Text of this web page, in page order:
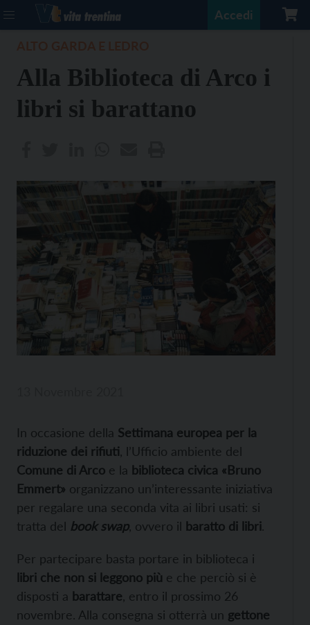
Accedi
Alla Biblioteca di Arco i
libri si barattano
In occasione della Settimana europea per la
riduzione dei rifiuti, l’Ufficio ambiente del
Comune di Arco e la biblioteca civica «Bruno
Emmert» organizzano un’interessante iniziativa
per regalare una seconda vita ai libri usati: si
tratta del book swap, ovvero il baratto di libri.
Per partecipare basta portare in biblioteca i
libri che non si leggono più e che perciò si è
disposti a barattare, entro il prossimo 26
novembre. Alla consegna si otterrà un gettone